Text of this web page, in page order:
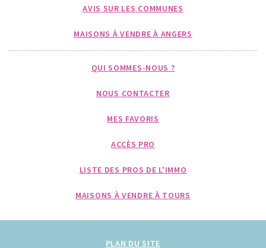
AVIS SUR LES COMMUNES
MAISONS À VENDRE À ANGERS
QUI SOMMES-NOUS ?
NOUS CONTACTER
MES FAVORIS
ACCÈS PRO
LISTE DES PROS DE L'IMMO
MAISONS À VENDRE À TOURS
PLAN DU SITE